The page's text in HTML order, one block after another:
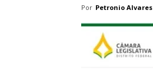
Por Petronio Alvares